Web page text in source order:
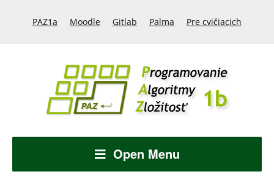
PAZ1a Moodle Gitlab Palma Pre cvičiacich
Open Menu